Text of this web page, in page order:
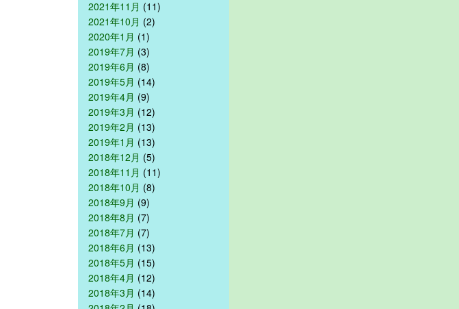
2021年11月 (11)
2021年10月 (2)
2020年1月 (1)
2019年7月 (3)
2019年6月 (8)
2019年5月 (14)
2019年4月 (9)
2019年3月 (12)
2019年2月 (13)
2019年1月 (13)
2018年12月 (5)
2018年11月 (11)
2018年10月 (8)
2018年9月 (9)
2018年8月 (7)
2018年7月 (7)
2018年6月 (13)
2018年5月 (15)
2018年4月 (12)
2018年3月 (14)